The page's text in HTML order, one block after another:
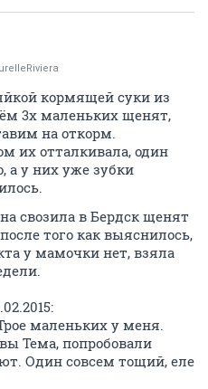
кормящей суки из
3х маленьких щенят,
на откорм.
их отталкивала, один
а у них уже зубки
свозила в Бердск щенят
того как выяснилось,
у мамочки нет, взяла
маленьких у меня.
Тема, попробовали
Один совсем тощий, еле